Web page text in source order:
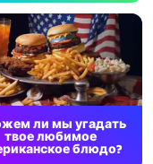
ли мы угадать
твое любимое
блюдо?